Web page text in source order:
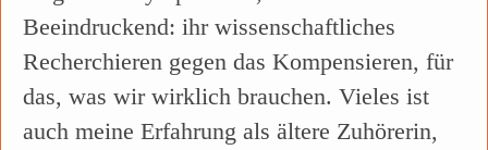
Beeindruckend: ihr wissenschaftliches
Recherchieren gegen das Kompensieren, für
das, was wir wirklich brauchen. Vieles ist
auch meine Erfahrung als ältere Zuhörerin,